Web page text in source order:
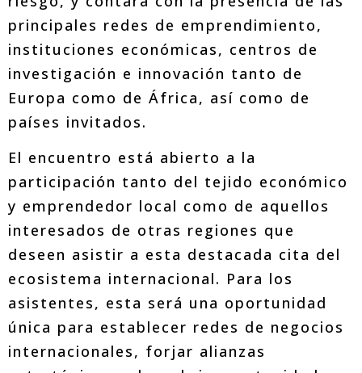
principales redes de emprendimiento,
instituciones económicas, centros de
investigación e innovación tanto de
Europa como de África, así como de
países invitados.
El encuentro está abierto a la
participación tanto del tejido económico
y emprendedor local como de aquellos
interesados de otras regiones que
deseen asistir a esta destacada cita del
ecosistema internacional. Para los
asistentes, esta será una oportunidad
única para establecer redes de negocios
internacionales, forjar alianzas